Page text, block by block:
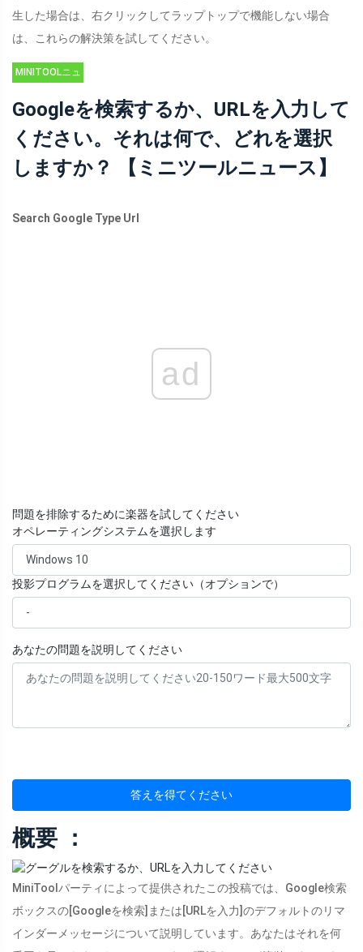
生した場合は、右クリックしてラップトップで機能しない場合
は、これらの解決策を試してください。
MINITOOLニュ
Googleを検索するか、URLを入力して
ください。それは何で、どれを選択
しますか？ 【ミニツールニュース】
Search Google Type Url
ad
問題を排除するために楽器を試してください
オペレーティングシステムを選択します
投影プログラムを選択してください（オプションで）
あなたの問題を説明してください
答えを得てください
概要 ：
MiniToolパーティによって提供されたこの投稿では、Google検索
ボックスの[Googleを検索]または[URLを入力]のデフォルトのリマ
インダーメッセージについて説明しています。あなたはそれを何